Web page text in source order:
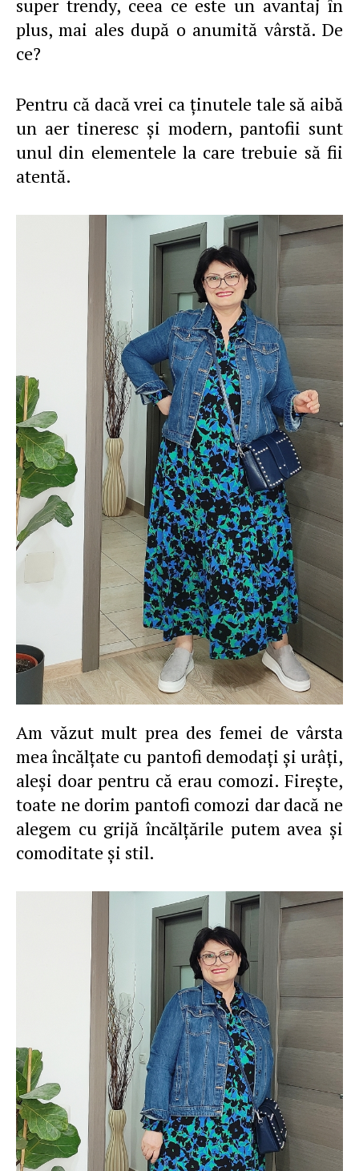
super trendy, ceea ce este un avantaj în
plus, mai ales după o anumită vârstă. De
ce?
Pentru că dacă vrei ca ţinutele tale să aibă
un aer tineresc şi modern, pantofii sunt
unul din elementele la care trebuie să fii
atentă.
Am văzut mult prea des femei de vârsta
mea încălţate cu pantofi demodaţi şi urâţi,
aleşi doar pentru că erau comozi. Fireşte,
toate ne dorim pantofi comozi dar dacă ne
alegem cu grijă încălţările putem avea şi
comoditate şi stil.